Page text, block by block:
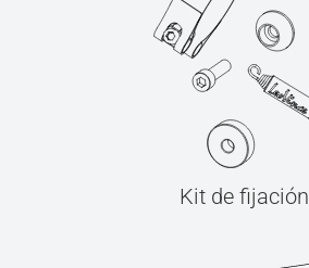
Kit de fijación